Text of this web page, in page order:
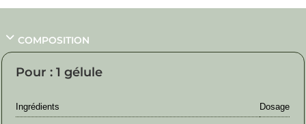
COMPOSITION
Pour : 1 gélule
Ingrédients Dosage